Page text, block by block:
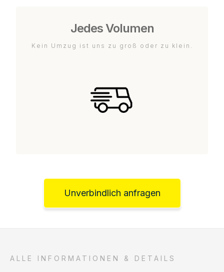
Jedes Volumen
Kein Umzug ist uns zu groß oder zu klein.
Unverbindlich anfragen
ALLE INFORMATIONEN & DETAILS